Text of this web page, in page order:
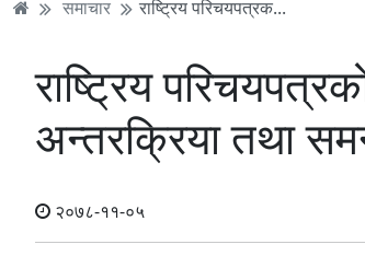
समाचार राष्ट्रिय परिचयपत्रक...
राष्ट्रिय
अन्तरक्रिया तथा
२०७८-११-०५